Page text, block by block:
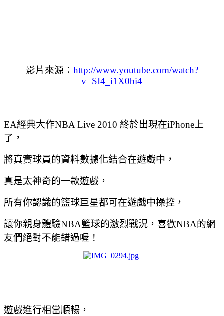
影片來源： http://www.youtube.com/watch?
v=SI4_i1X0bi4
EA經典大作NBA Live 2010 終於出現在iPhone上
了，
將真實球員的資料數據化結合在遊戲中，
真是太神奇的一款遊戲，
所有你認識的籃球巨星都可在遊戲中操控，
讓你親身體驗NBA籃球的激烈戰況， 喜歡NBA的網
友們絕對不能錯過喔！
遊戲進行相當順暢，